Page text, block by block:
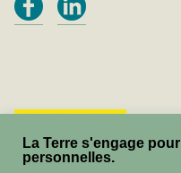
La Terre s'engage
personnelles.